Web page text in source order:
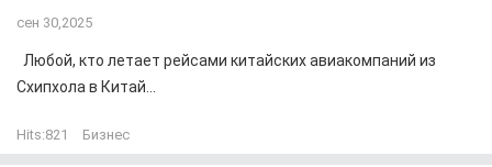
сен 30,2025
Любой, кто летает рейсами китайских авиакомпаний из
Схипхола в Китай...
Hits:821 Бизнес